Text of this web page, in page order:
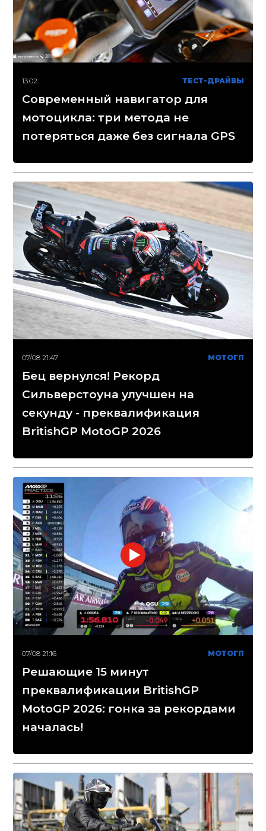
13:02 ТЕСТ-ДРАЙВЫ
Современный навигатор для
мотоцикла: три метода не
потеряться даже без сигнала GPS
07/08 21:47 МОТОГП
Бец вернулся! Рекорд
Сильверстоуна улучшен на
секунду - преквалификация
BritishGP MotoGP 2026
07/08 21:16 МОТОГП
Решающие 15 минут
преквалификации BritishGP
MotoGP 2026: гонка за рекордами
началась!